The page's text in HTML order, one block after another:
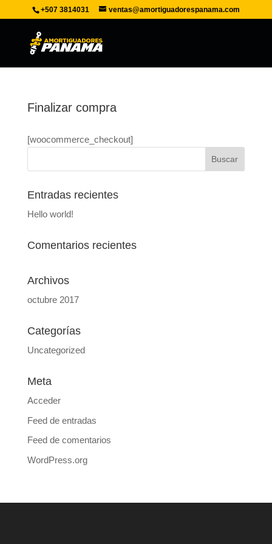
+507 3814031 ventas@amortiguadorespanama.com
Finalizar compra
[woocommerce_checkout]
Entradas recientes
Hello world!
Comentarios recientes
Archivos
octubre 2017
Categorías
Uncategorized
Meta
Acceder
Feed de entradas
Feed de comentarios
WordPress.org